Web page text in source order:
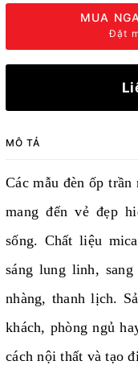
MUA
Đặt
MÔ TẢ
Các mẫu đèn ốp
mang đến vẻ đẹp
sống. Chất liệu
sáng lung linh,
nhàng, thanh lịch.
khách, phòng ngủ
cách nội thất và tạo